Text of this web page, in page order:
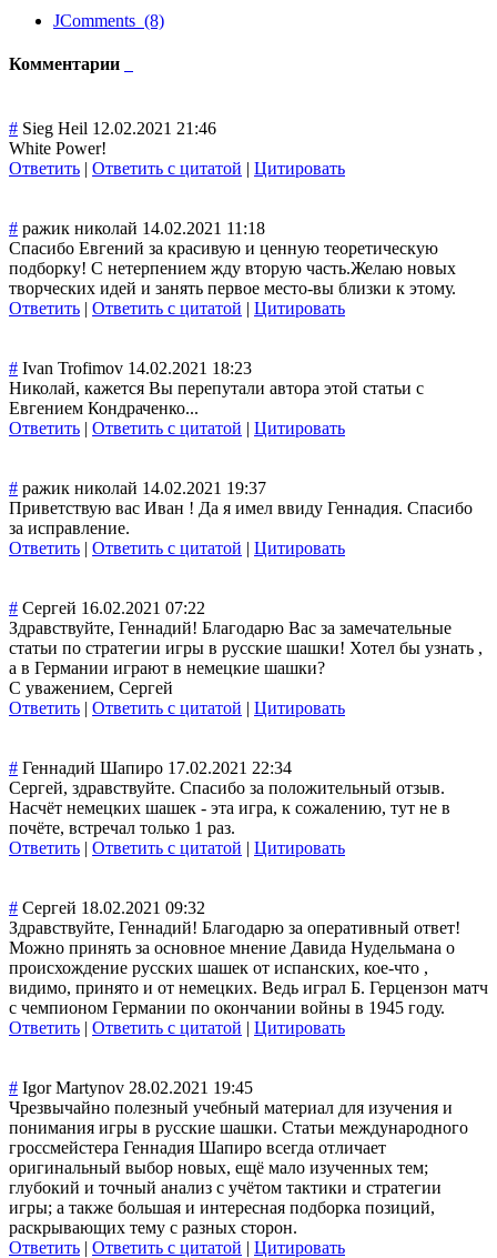
JComments (8)
Комментарии
# Sieg Heil 12.02.2021 21:46
White Power!
Ответить | Ответить с цитатой | Цитировать
# ражик николай 14.02.2021 11:18
Спасибо Евгений за красивую и ценную теоретическую
подборку! С нетерпением жду вторую часть.Желаю новых
творческих идей и занять первое место-вы близки к этому.
Ответить | Ответить с цитатой | Цитировать
# Ivan Trofimov 14.02.2021 18:23
Николай, кажется Вы перепутали автора этой статьи с
Евгением Кондраченко...
Ответить | Ответить с цитатой | Цитировать
# ражик николай 14.02.2021 19:37
Приветствую вас Иван ! Да я имел ввиду Геннадия. Спасибо
за исправление.
Ответить | Ответить с цитатой | Цитировать
# Сергей 16.02.2021 07:22
Здравствуйте, Геннадий! Благодарю Вас за замечательные
статьи по стратегии игры в русские шашки! Хотел бы узнать ,
а в Германии играют в немецкие шашки?
С уважением, Сергей
Ответить | Ответить с цитатой | Цитировать
# Геннадий Шапиро 17.02.2021 22:34
Сергей, здравствуйте. Спасибо за положительный отзыв.
Насчёт немецких шашек - эта игра, к сожалению, тут не в
почёте, встречал только 1 раз.
Ответить | Ответить с цитатой | Цитировать
# Сергей 18.02.2021 09:32
Здравствуйте, Геннадий! Благодарю за оперативный ответ!
Можно принять за основное мнение Давида Нудельмана о
происхождение русских шашек от испанских, кое-что ,
видимо, принято и от немецких. Ведь играл Б. Герцензон матч
с чемпионом Германии по окончании войны в 1945 году.
Ответить | Ответить с цитатой | Цитировать
# Igor Martynov 28.02.2021 19:45
Чрезвычайно полезный учебный материал для изучения и
понимания игры в русские шашки. Статьи международного
гроссмейстера Геннадия Шапиро всегда отличает
оригинальный выбор новых, ещё мало изученных тем;
глубокий и точный анализ с учётом тактики и стратегии
игры; а также большая и интересная подборка позиций,
раскрывающих тему с разных сторон.
Ответить | Ответить с цитатой | Цитировать